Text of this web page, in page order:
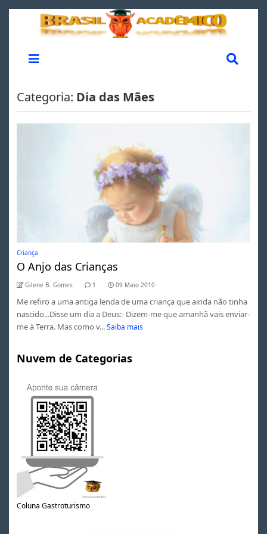
Categoria: Dia das Mães
Criança
O Anjo das Crianças
Gilene B. Gomes 1 09 Maio 2010
Me refiro a uma antiga lenda de uma criança que ainda não tinha
nascido...Disse um dia a Deus:- Dizem-me que amanhã vais enviar-
me à Terra. Mas como v... Saiba mais
Nuvem de Categorias
Coluna Gastroturismo